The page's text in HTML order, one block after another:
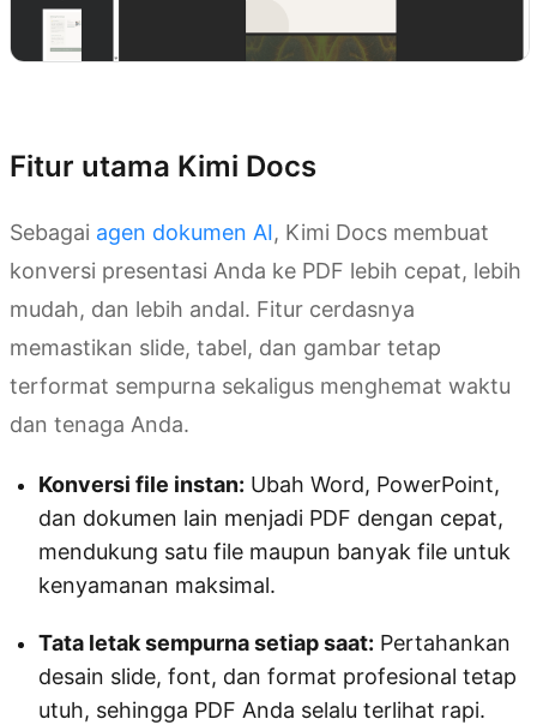
Fitur utama Kimi Docs
Sebagai agen dokumen AI, Kimi Docs membuat
konversi presentasi Anda ke PDF lebih cepat, lebih
mudah, dan lebih andal. Fitur cerdasnya
memastikan slide, tabel, dan gambar tetap
terformat sempurna sekaligus menghemat waktu
dan tenaga Anda.
Konversi file instan: Ubah Word, PowerPoint,
dan dokumen lain menjadi PDF dengan cepat,
mendukung satu file maupun banyak file untuk
kenyamanan maksimal.
Tata letak sempurna setiap saat: Pertahankan
desain slide, font, dan format profesional tetap
utuh, sehingga PDF Anda selalu terlihat rapi.